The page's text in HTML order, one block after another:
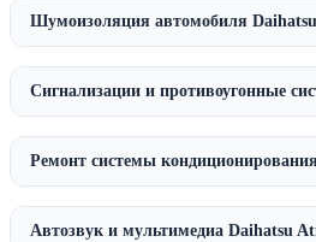
Шумоизоляция автомобиля
Сигнализации и противоугонные
Ремонт системы
Автозвук и мультимедиа Daihatsu